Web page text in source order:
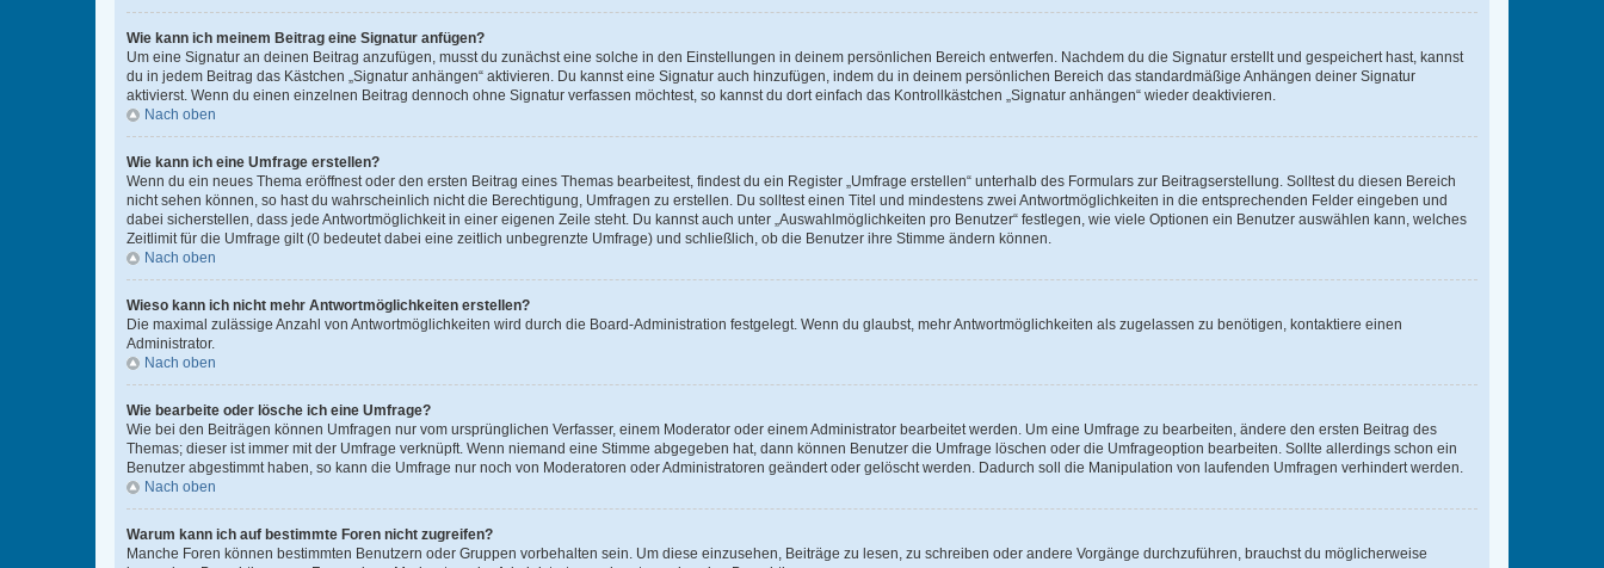
Wie kann ich meinem Beitrag eine Signatur anfügen?
Um eine Signatur an deinen Beitrag anzufügen, musst du zunächst eine solche in den Einstellungen in deinem persönlichen Bereich entwerfen. Nachdem du die Signatur erstellt und gespeichert hast, kannst
du in jedem Beitrag das Kästchen „Signatur anhängen“ aktivieren. Du kannst eine Signatur auch hinzufügen, indem du in deinem persönlichen Bereich das standardmäßige Anhängen deiner Signatur
aktivierst. Wenn du einen einzelnen Beitrag dennoch ohne Signatur verfassen möchtest, so kannst du dort einfach das Kontrollkästchen „Signatur anhängen“ wieder deaktivieren.
Nach oben
Wie kann ich eine Umfrage erstellen?
Wenn du ein neues Thema eröffnest oder den ersten Beitrag eines Themas bearbeitest, findest du ein Register „Umfrage erstellen“ unterhalb des Formulars zur Beitragserstellung. Solltest du diesen Bereich
nicht sehen können, so hast du wahrscheinlich nicht die Berechtigung, Umfragen zu erstellen. Du solltest einen Titel und mindestens zwei Antwortmöglichkeiten in die entsprechenden Felder eingeben und
dabei sicherstellen, dass jede Antwortmöglichkeit in einer eigenen Zeile steht. Du kannst auch unter „Auswahlmöglichkeiten pro Benutzer“ festlegen, wie viele Optionen ein Benutzer auswählen kann, welches
Zeitlimit für die Umfrage gilt (0 bedeutet dabei eine zeitlich unbegrenzte Umfrage) und schließlich, ob die Benutzer ihre Stimme ändern können.
Nach oben
Wieso kann ich nicht mehr Antwortmöglichkeiten erstellen?
Die maximal zulässige Anzahl von Antwortmöglichkeiten wird durch die Board-Administration festgelegt. Wenn du glaubst, mehr Antwortmöglichkeiten als zugelassen zu benötigen, kontaktiere einen
Administrator.
Nach oben
Wie bearbeite oder lösche ich eine Umfrage?
Wie bei den Beiträgen können Umfragen nur vom ursprünglichen Verfasser, einem Moderator oder einem Administrator bearbeitet werden. Um eine Umfrage zu bearbeiten, ändere den ersten Beitrag des
Themas; dieser ist immer mit der Umfrage verknüpft. Wenn niemand eine Stimme abgegeben hat, dann können Benutzer die Umfrage löschen oder die Umfrageoption bearbeiten. Sollte allerdings schon ein
Benutzer abgestimmt haben, so kann die Umfrage nur noch von Moderatoren oder Administratoren geändert oder gelöscht werden. Dadurch soll die Manipulation von laufenden Umfragen verhindert werden.
Nach oben
Warum kann ich auf bestimmte Foren nicht zugreifen?
Manche Foren können bestimmten Benutzern oder Gruppen vorbehalten sein. Um diese einzusehen, Beiträge zu lesen, zu schreiben oder andere Vorgänge durchzuführen, brauchst du möglicherweise